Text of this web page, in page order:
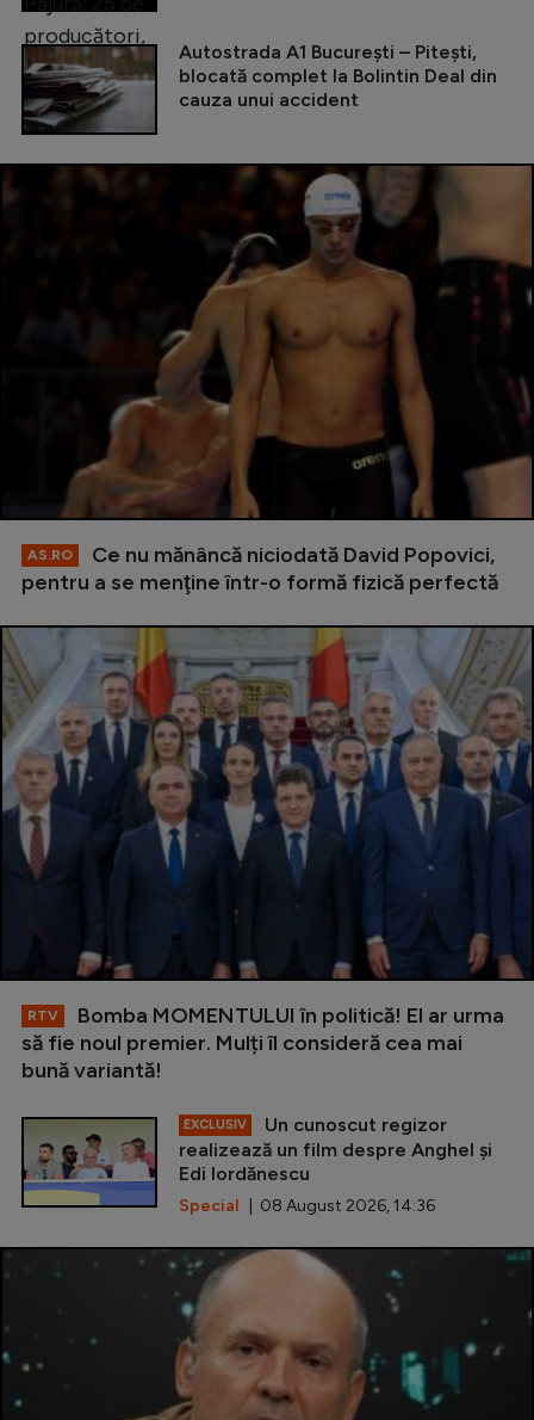
Autostrada A1 București – Pitești,
blocată complet la Bolintin Deal din
cauza unui accident
AS.RO
Ce nu mănâncă niciodată David Popovici,
pentru a se menţine într-o formă fizică perfectă
RTV
Bomba MOMENTULUI în politică! El ar urma
să fie noul premier. Mulți îl consideră cea mai
bună variantă!
EXCLUSIV
Un cunoscut regizor
realizează un film despre Anghel și
Edi Iordănescu
Special | 08 August 2026, 14:36